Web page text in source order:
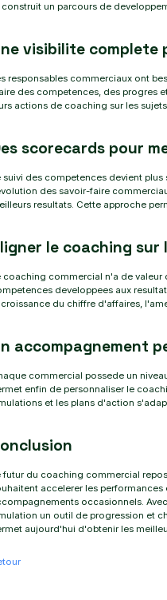
construit un parcours de
visibilite complete
responsables commerciaux ont
des competences, des progres
actions de coaching sur les
scorecards pour
suivi des competences devient
des savoir-faire
resultats. Cette approche
le coaching
coaching commercial n'a de valeur
developpees aux
du chiffre d'affaires,
accompagnement
commercial possede un
enfin de personnaliser le
et les plans d'action
futur du coaching commercial
accelerer les
occasionnels.
un outil de progression et
aujourd'hui d'obtenir les